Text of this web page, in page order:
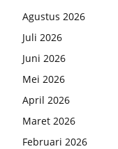
Agustus 2026
Juli 2026
Juni 2026
Mei 2026
April 2026
Maret 2026
Februari 2026